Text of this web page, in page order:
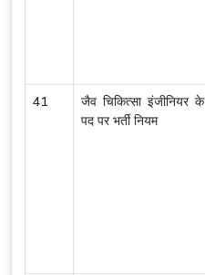
41
जैव चिकित्सा इंजीनियर के
पद पर भर्ती नियम